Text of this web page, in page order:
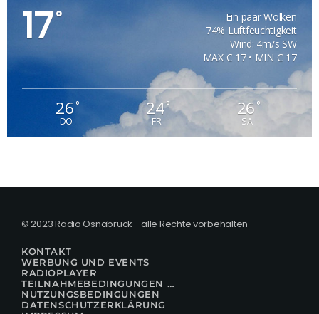
17°
Ein paar Wolken
74% Luftfeuchtigkeit
Wind: 4m/s SW
MAX C 17 • MIN C 17
26°
DO
24°
FR
26°
SA
© 2023 Radio Osnabrück - alle Rechte vorbehalten
KONTAKT
WERBUNG UND EVENTS
RADIOPLAYER
TEILNAHMEBEDINGUNGEN FÜR GEWINNSPIELE
NUTZUNGSBEDINGUNGEN
DATENSCHUTZERKLÄRUNG